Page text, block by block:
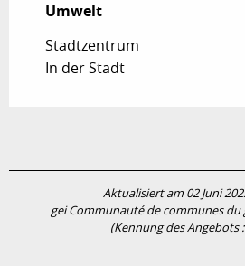
Umwelt
Umwelt
Stadtzentrum
In der Stadt
Aktualisiert am 02 Juni
gei Communauté de communes du
(Kennung des Angebots :